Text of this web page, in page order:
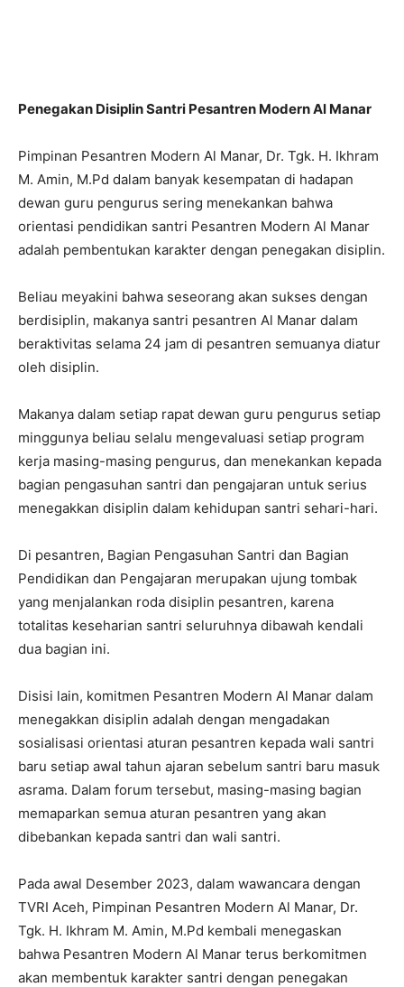
Penegakan Disiplin Santri Pesantren Modern Al Manar
Pimpinan Pesantren Modern Al Manar, Dr. Tgk. H. Ikhram
M. Amin, M.Pd dalam banyak kesempatan di hadapan
dewan guru pengurus sering menekankan bahwa
orientasi pendidikan santri Pesantren Modern Al Manar
adalah pembentukan karakter dengan penegakan disiplin.
Beliau meyakini bahwa seseorang akan sukses dengan
berdisiplin, makanya santri pesantren Al Manar dalam
beraktivitas selama 24 jam di pesantren semuanya diatur
oleh disiplin.
Makanya dalam setiap rapat dewan guru pengurus setiap
minggunya beliau selalu mengevaluasi setiap program
kerja masing-masing pengurus, dan menekankan kepada
bagian pengasuhan santri dan pengajaran untuk serius
menegakkan disiplin dalam kehidupan santri sehari-hari.
Di pesantren, Bagian Pengasuhan Santri dan Bagian
Pendidikan dan Pengajaran merupakan ujung tombak
yang menjalankan roda disiplin pesantren, karena
totalitas keseharian santri seluruhnya dibawah kendali
dua bagian ini.
Disisi lain, komitmen Pesantren Modern Al Manar dalam
menegakkan disiplin adalah dengan mengadakan
sosialisasi orientasi aturan pesantren kepada wali santri
baru setiap awal tahun ajaran sebelum santri baru masuk
asrama. Dalam forum tersebut, masing-masing bagian
memaparkan semua aturan pesantren yang akan
dibebankan kepada santri dan wali santri.
Pada awal Desember 2023, dalam wawancara dengan
TVRI Aceh, Pimpinan Pesantren Modern Al Manar, Dr.
Tgk. H. Ikhram M. Amin, M.Pd kembali menegaskan
bahwa Pesantren Modern Al Manar terus berkomitmen
akan membentuk karakter santri dengan penegakan